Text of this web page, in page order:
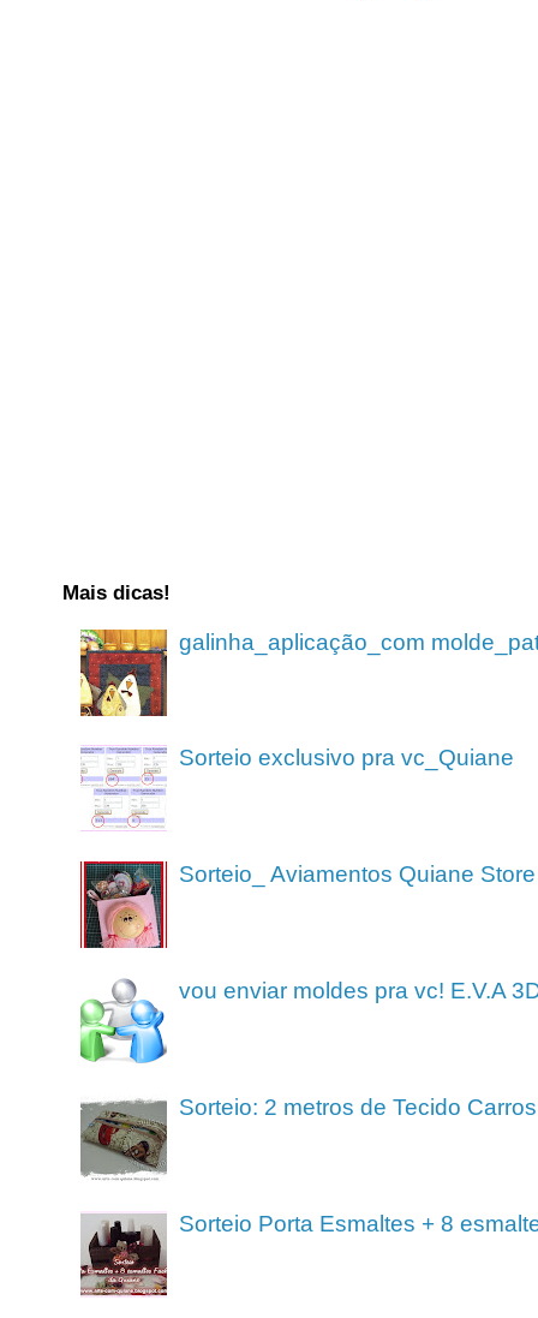
Mais dicas!
galinha_aplicação_com
Sorteio exclusivo pra vc_Quiane
Sorteio_ Aviamentos Quiane Store
vou enviar moldes pra vc! E.V.A
Sorteio: 2 metros de Tecido Carros
Sorteio Porta Esmaltes + 8